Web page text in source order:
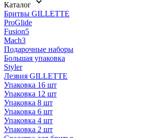
Каталог
Бритвы GILLETTE
ProGlide
Fusion5
Mach3
Подарочные наборы
Большая упаковка
Styler
Лезвия GILLETTE
Упаковка 16 шт
Упаковка 12 шт
Упаковка 8 шт
Упаковка 6 шт
Упаковка 4 шт
Упаковка 2 шт